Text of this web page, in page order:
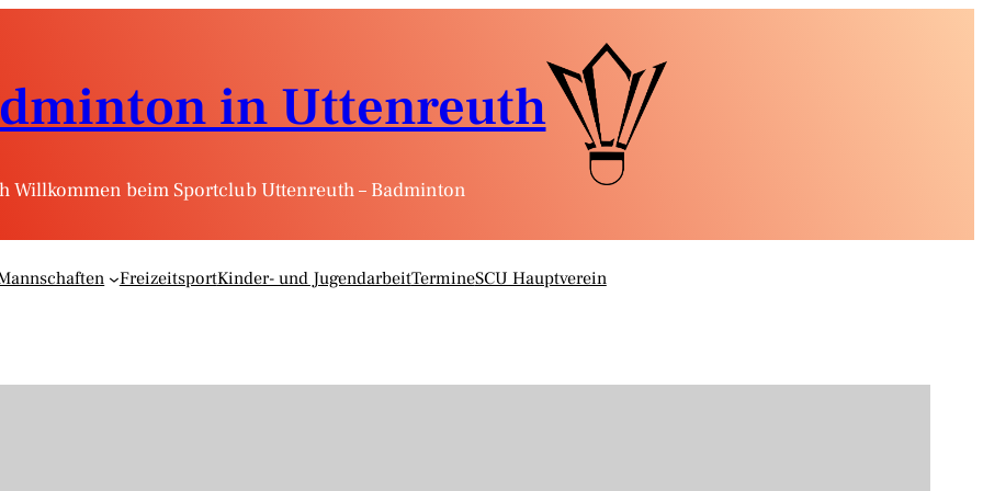
in Uttenreuth
Willkommen beim Sportclub Uttenreuth – Badminton
FreizeitsportKinder- und JugendarbeitTermineSCU Hauptverein